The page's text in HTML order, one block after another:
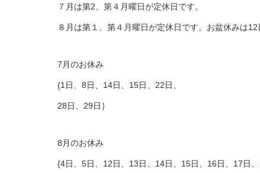
７月は第2、第４月曜日が定休日です。
８月は第１、第４月曜日が定休日です。お盆休みは12
7月のお休み
{1日、8日、14日、15日、22日、
28日、29日｝
8月のお休み
{4日、5日、12日、13日、14日、15日、16日、17日、